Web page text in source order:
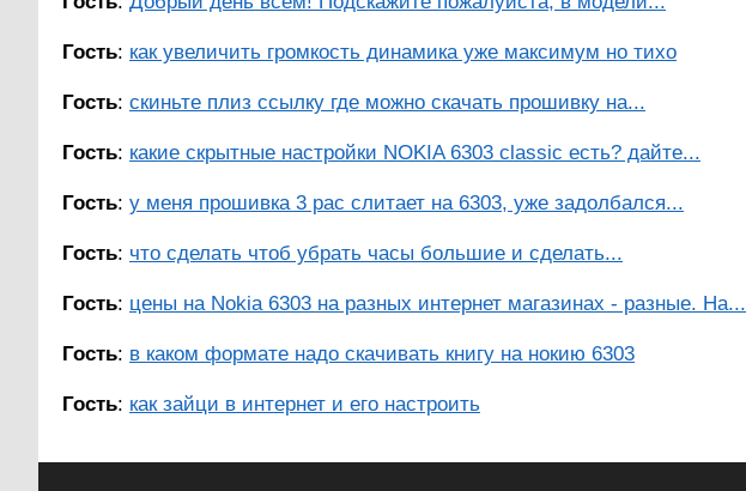
Гость: как увеличить громкость динамика уже максимум но тихо
Гость: скиньте плиз ссылку где можно скачать прошивку на...
Гость: какие скрытные настройки NOKIA 6303 classic есть? дайте...
Гость: у меня прошивка 3 рас слитает на 6303, уже задолбался...
Гость: что сделать чтоб убрать часы большие и сделать...
Гость: цены на Nokia 6303 на разных интернет магазинах - разные. На...
Гость: в каком формате надо скачивать книгу на нокию 6303
Гость: как зайци в интернет и его настроить